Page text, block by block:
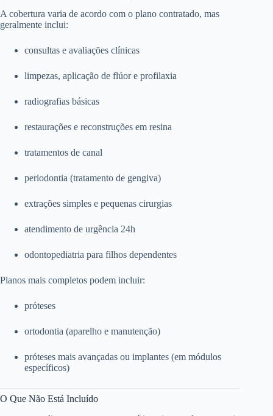
A cobertura varia de acordo com o plano contratado, mas
geralmente inclui:
consultas e avaliações clínicas
limpezas, aplicação de flúor e profilaxia
radiografias básicas
restaurações e reconstruções em resina
tratamentos de canal
periodontia (tratamento de gengiva)
extrações simples e pequenas cirurgias
atendimento de urgência 24h
odontopediatria para filhos dependentes
Planos mais completos podem incluir:
próteses
ortodontia (aparelho e manutenção)
próteses mais avançadas ou implantes (em módulos
específicos)
O Que Não Está Incluído